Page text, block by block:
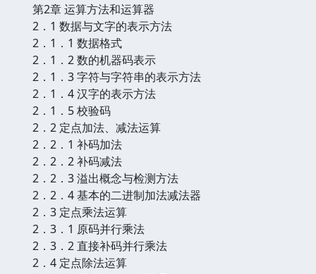
第2章 运算方法和运算器
2．1 数据与文字的表示方法
2．1．1 数据格式
2．1．2 数的机器码表示
2．1．3 字符与字符串的表示方法
2．1．4 汉字的表示方法
2．1．5 校验码
2．2 定点加法、减法运算
2．2．1 补码加法
2．2．2 补码减法
2．2．3 溢出概念与检测方法
2．2．4 基本的二进制加法减法器
2．3 定点乘法运算
2．3．1 原码并行乘法
2．3．2 直接补码并行乘法
2．4 定点除法运算